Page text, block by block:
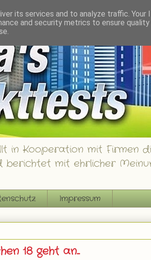
Kooperation mit Firmen
berichtet mit ehrlicher
Impressum
18 geht an...
its services and to analyze traffic. Your
and security metrics to ensure